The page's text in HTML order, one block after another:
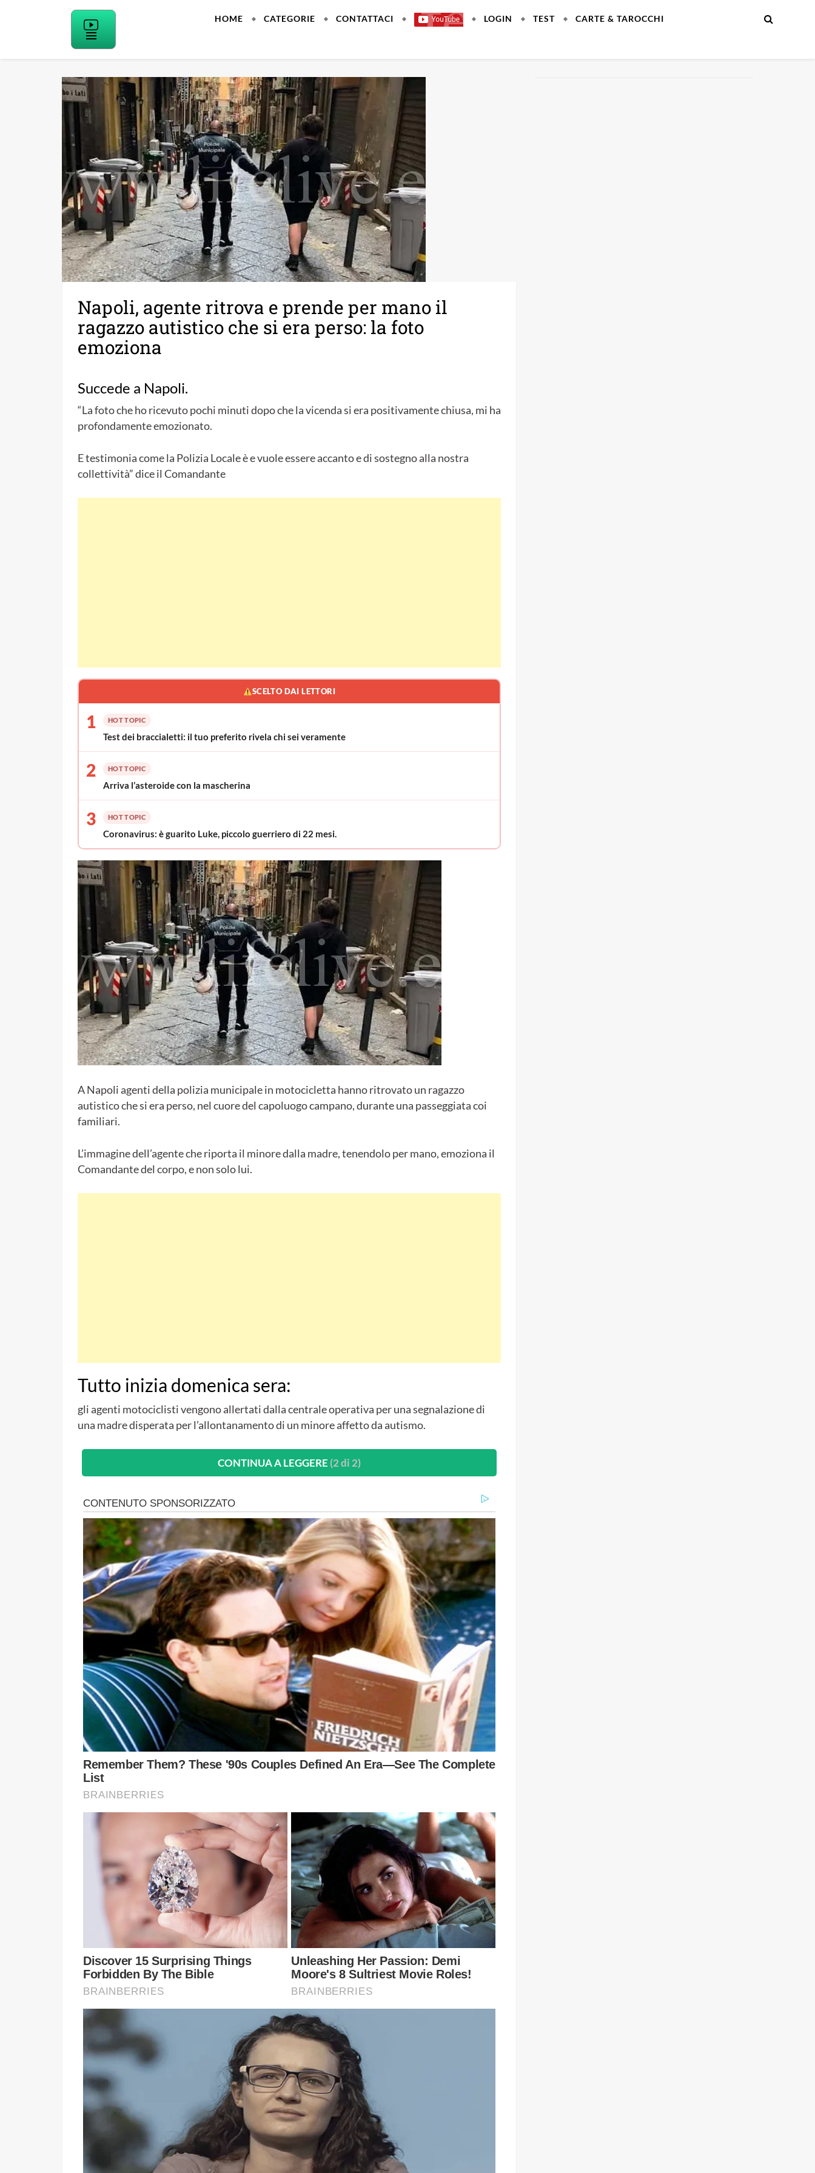
HOME CATEGORIE CONTATTACI LOGIN TEST CARTE & TAROCCHI
Napoli, agente ritrova e prende per mano il
ragazzo autistico che si era perso: la foto
emoziona
Succede a Napoli.
“La foto che ho ricevuto pochi minuti dopo che la vicenda si era positivamente chiusa, mi ha
profondamente emozionato.
E testimonia come la Polizia Locale è e vuole essere accanto e di sostegno alla nostra
collettività” dice il Comandante
SCELTO DAI LETTORI
1 HOT TOPIC
Test dei braccialetti: il tuo preferito rivela chi sei veramente
2 HOT TOPIC
Arriva l’asteroide con la mascherina
3 HOT TOPIC
Coronavirus: è guarito Luke, piccolo guerriero di 22 mesi.
A Napoli agenti della polizia municipale in motocicletta hanno ritrovato un ragazzo
autistico che si era perso, nel cuore del capoluogo campano, durante una passeggiata coi
familiari.
L’immagine dell’agente che riporta il minore dalla madre, tenendolo per mano, emoziona il
Comandante del corpo, e non solo lui.
Tutto inizia domenica sera:
gli agenti motociclisti vengono allertati dalla centrale operativa per una segnalazione di
una madre disperata per l’allontanamento di un minore affetto da autismo.
CONTINUA A LEGGERE (2 di 2)